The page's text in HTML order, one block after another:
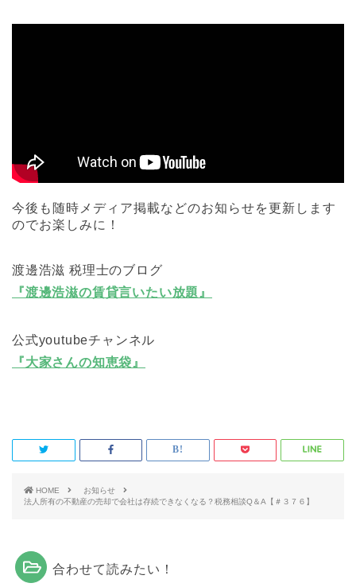
今後も随時メディア掲載などのお知らせを更新します
のでお楽しみに！
渡邊浩滋 税理士のブログ
『渡邊浩滋の賃貸言いたい放題』
公式youtubeチャンネル
『大家さんの知恵袋』
HOME
お知らせ
法人所有の不動産の売却で会社は存続できなくなる？税務相談Q＆A【＃３７６】
合わせて読みたい！